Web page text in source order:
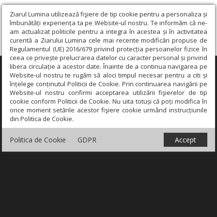
Ziarul Lumina utilizează fişiere de tip cookie pentru a personaliza și
îmbunătăți experiența ta pe Website-ul nostru. Te informăm că ne-
am actualizat politicile pentru a integra în acestea și în activitatea
curentă a Ziarului Lumina cele mai recente modificări propuse de
Regulamentul (UE) 2016/679 privind protecția persoanelor fizice în
ceea ce privește prelucrarea datelor cu caracter personal și privind
libera circulație a acestor date. Înainte de a continua navigarea pe
Website-ul nostru te rugăm să aloci timpul necesar pentru a citi și
înțelege conținutul Politicii de Cookie. Prin continuarea navigării pe
Website-ul nostru confirmi acceptarea utilizării fişierelor de tip
cookie conform Politicii de Cookie. Nu uita totuși că poți modifica în
orice moment setările acestor fişiere cookie urmând instrucțiunile
din Politica de Cookie.
Politica de Cookie GDPR Accept
×